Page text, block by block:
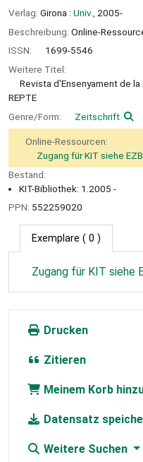
Verlag: Girona : Univ., 2005-
Beschreibung: Online-
ISSN:
1699-5546
Weitere Titel:
Revista d'Ensenyament de
REPTE
Genre/Form:
Zeitschrift
Online-Ressourcen:
Zugang für KIT siehe EZB
Bestand:
KIT-Bibliothek: 1.2005 -
PPN: 552259020
Exemplare ( 0 )
Zugang für KIT siehe
Drucken
Zitieren
Meinem Korb
Datensatz
Weitere Suchen